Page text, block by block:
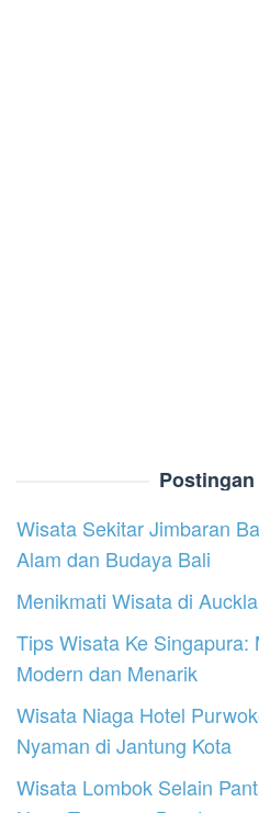
Wisata Sekitar Jimbaran
Alam dan Budaya Bali
Menikmati Wisata di
Tips Wisata Ke Singapura:
Modern dan Menarik
Wisata Niaga Hotel
Nyaman di Jantung Kota
Wisata Lombok Selain